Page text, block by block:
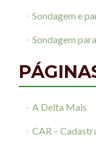
Sondagem e
Sondagem
A Delta Mais
CAR –